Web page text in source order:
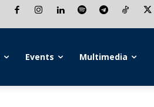
Events Multimedia